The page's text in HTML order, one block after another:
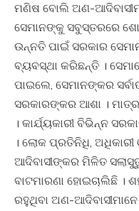
ମଣିଷ ବୋଲି ଅଣ-
ସେମାନଙ୍କୁ ସବୁସ୍ତରରେ
ଉନ୍ନତି ପାଇଁ ସରକାର
ବ୍ୟବସ୍ଥା କରିଛନ୍ତି ।
ପାଇଲେ, ସେମାନଙ୍କର
ସରକାରଙ୍କର ଆଶା ।
। କାର୍ଯ୍ୟକାରୀ ବିଭିନ୍ନ
। ଲୋକ ପ୍ରତିନିଧି, ଅଧିକାରୀ
ଆଦିବାସୀଙ୍କର ମିଳିତ
ବାଟମାରଣା ହୋଇଚାଲିଛି
ରହୁଥିବା ଅଣ-